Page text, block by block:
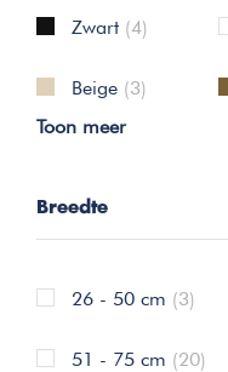
Zwart (4)
Beige (3)
Toon meer
Breedte
26 - 50 cm (3)
51 - 75 cm (20)